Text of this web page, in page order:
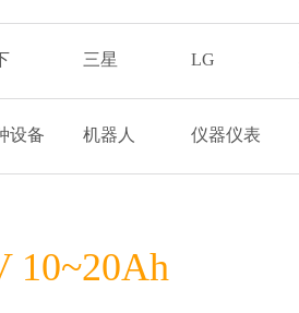
三星 LG
设备 机器人 仪器仪表
10~20Ah